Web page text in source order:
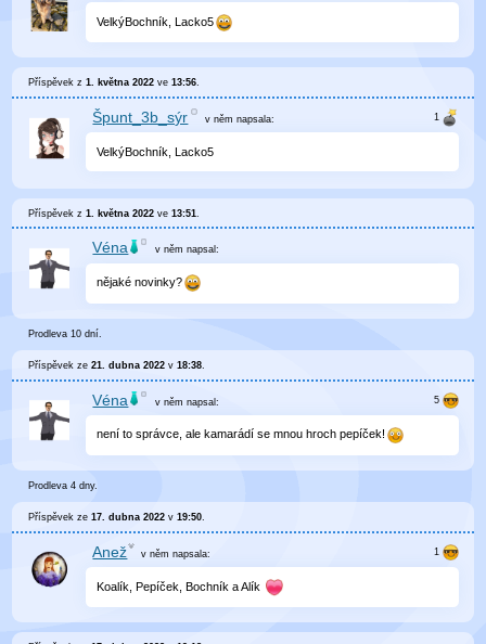
VelkýBochník, Lacko5
Příspěvek z1. května 2022 ve13:56.
Špunt_3b_sýr v němnapsala:
VelkýBochník, Lacko5
Příspěvek z1. května 2022 ve13:51
Véna v němnapsal:
nějaké novinky?
Prodleva 10 dní.
Příspěvek ze21. dubna 2022 v18:38
Véna v němnapsal:
není to správce, ale kamarádí se mnou hroch pepíček!
Prodleva 4 dny.
Příspěvek ze17. dubna 2022 v19:50.
Anež v něm napsala:
Koalík, Pepíček, Bochník a Alík